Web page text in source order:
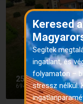
250.000.000 Ft
694.444 Ft
Keresed
Segítek
ingatlant, és
folyamaton –
stressz nélkül.